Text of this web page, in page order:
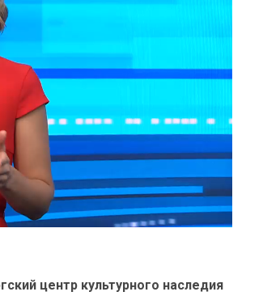
центр культурного наследия